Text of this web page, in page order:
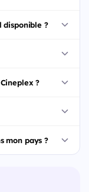
disponible ?
?
mon pays ?